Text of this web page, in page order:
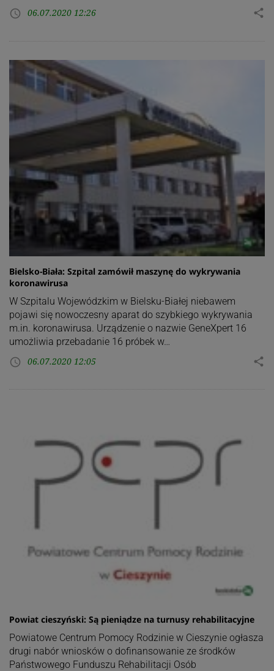
access_time 06.07.2020 12:26 share
Bielsko-Biała: Szpital zamówił maszynę do wykrywania
koronawirusa
W Szpitalu Wojewódzkim w Bielsku-Białej niebawem
pojawi się nowoczesny aparat do szybkiego wykrywania
m.in. koronawirusa. Urządzenie o nazwie GeneXpert 16
umożliwia przebadanie 16 próbek w…
access_time 06.07.2020 12:05 share
Powiat cieszyński: Są pieniądze na turnusy rehabilitacyjne
Powiatowe Centrum Pomocy Rodzinie w Cieszynie ogłasza
drugi nabór wniosków o dofinansowanie ze środków
Państwowego Funduszu Rehabilitacji Osób